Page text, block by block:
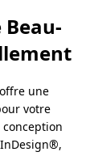
Beau-
une
votre